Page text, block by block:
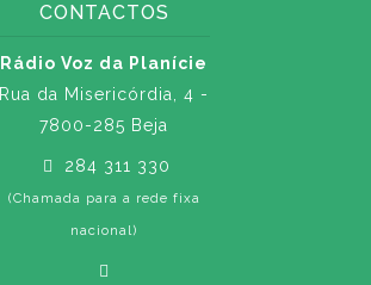
CONTACTOS
Rádio Voz da Planície
Rua da Misericórdia, 4 -
7800-285 Beja
284 311 330
(Chamada para a rede fixa
nacional)